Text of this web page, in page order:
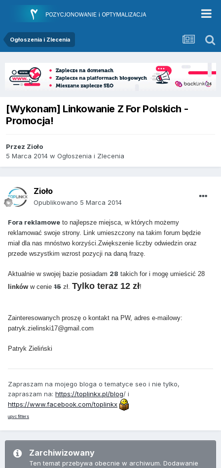
Ogłoszenia i Zlecenia
[Wykonam] Linkowanie Z For Polskich -
Promocja!
Przez Zioło
5 Marca 2014 w Ogłoszenia i Zlecenia
Zioło
Opublikowano 5 Marca 2014
Fora reklamowe to najlepsze miejsca, w których możemy
reklamować swoje strony. Link umieszczony na takim forum będzie
miał dla nas mnóstwo korzyści.Zwiększenie liczby odwiedzin oraz
przede wszystkim wzrost pozycji na daną frazę.
Aktualnie w swojej bazie posiadam 28 takich for i mogę umieścić 28
linków w cenie 15 zł. Tylko teraz 12 zł!
Zainteresowanych proszę o kontakt na PW, adres e-mailowy:
patryk.zielinski17@gmail.com
Patryk Zieliński
Zapraszam na mojego bloga o tematyce seo i nie tylko,
zapraszam na: https://toplinkx.pl/blog/ i
https://www.facebook.com/toplinkx
upvc fitters
Zarchiwizowany
Ten temat przebywa obecnie w archiwum. Dodawanie